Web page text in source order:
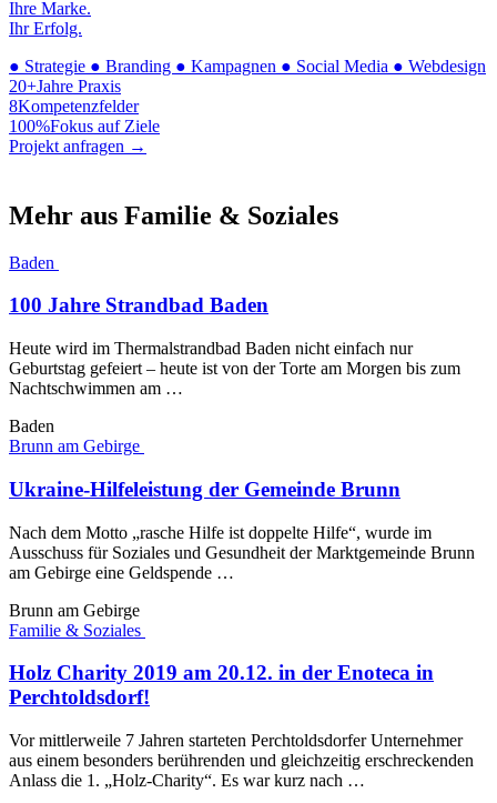
Ihre Marke.
Ihr Erfolg.
● Strategie ● Branding ● Kampagnen ● Social Media ● Webdesign
20+Jahre Praxis
8Kompetenzfelder
100%Fokus auf Ziele
Projekt anfragen →
Mehr aus Familie & Soziales
Baden
100 Jahre Strandbad Baden
Heute wird im Thermalstrandbad Baden nicht einfach nur
Geburtstag gefeiert – heute ist von der Torte am Morgen bis zum
Nachtschwimmen am …
Baden
Brunn am Gebirge
Ukraine-Hilfeleistung der Gemeinde Brunn
Nach dem Motto „rasche Hilfe ist doppelte Hilfe“, wurde im
Ausschuss für Soziales und Gesundheit der Marktgemeinde Brunn
am Gebirge eine Geldspende …
Brunn am Gebirge
Familie & Soziales
Holz Charity 2019 am 20.12. in der Enoteca in
Perchtoldsdorf!
Vor mittlerweile 7 Jahren starteten Perchtoldsdorfer Unternehmer
aus einem besonders berührenden und gleichzeitig erschreckenden
Anlass die 1. „Holz-Charity“. Es war kurz nach …